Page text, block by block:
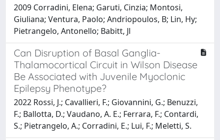
2009 Corradini, Elena; Garuti, Cinzia; Montosi,
Giuliana; Ventura, Paolo; Andriopoulos, B; Lin, Hy;
Pietrangelo, Antonello; Babitt, Jl
Can Disruption of Basal Ganglia-
Thalamocortical Circuit in Wilson Disease
Be Associated with Juvenile Myoclonic
Epilepsy Phenotype?
2022 Rossi, J.; Cavallieri, F.; Giovannini, G.; Benuzzi,
F.; Ballotta, D.; Vaudano, A. E.; Ferrara, F.; Contardi,
S.; Pietrangelo, A.; Corradini, E.; Lui, F.; Meletti, S.